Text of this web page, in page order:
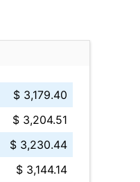
$ 3,179.40
$ 3,204.51
$ 3,230.44
$ 3,144.14